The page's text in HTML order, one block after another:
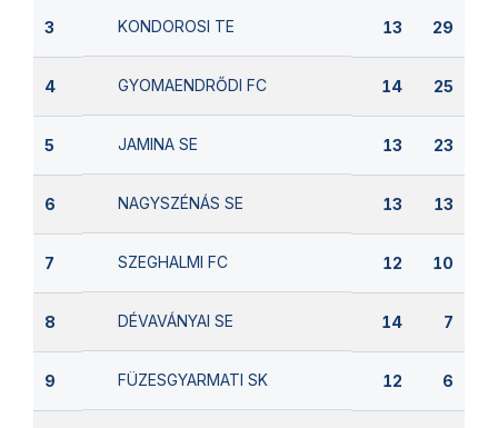
3 KONDOROSI TE 13 29
4 GYOMAENDRŐDI FC 14 25
5 JAMINA SE 13 23
6 NAGYSZÉNÁS SE 13 13
7 SZEGHALMI FC 12 10
8 DÉVAVÁNYAI SE 14 7
9 FÜZESGYARMATI SK 12 6